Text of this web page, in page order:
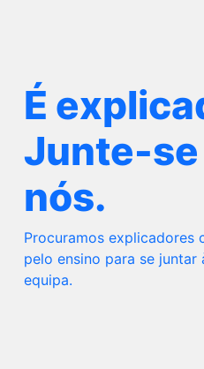
É
Junte-se
nós.
Procuramos explicadores
pelo ensino para se juntar
equipa.